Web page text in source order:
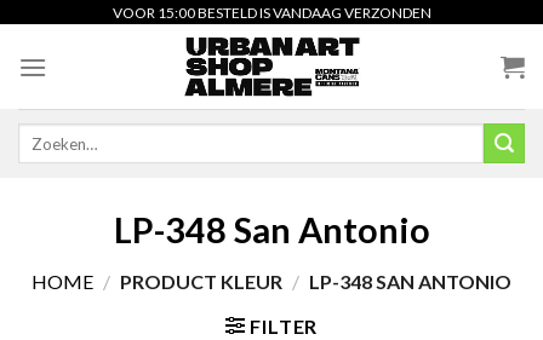
content
VOOR 15:00 BESTELD IS VANDAAG VERZONDEN
LP-348 San Antonio
HOME / PRODUCT KLEUR / LP-348 SAN ANTONIO
FILTER